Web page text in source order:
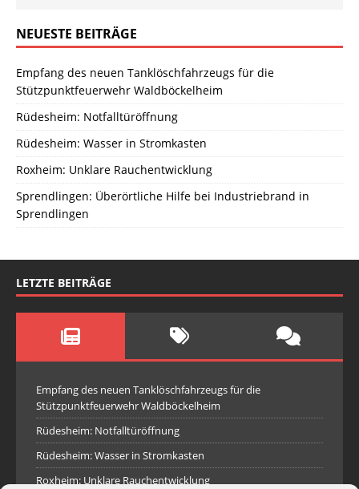
NEUESTE BEITRÄGE
Empfang des neuen Tanklöschfahrzeugs für die
Stützpunktfeuerwehr Waldböckelheim
Rüdesheim: Notfalltüröffnung
Rüdesheim: Wasser in Stromkasten
Roxheim: Unklare Rauchentwicklung
Sprendlingen: Überörtliche Hilfe bei Industriebrand in
Sprendlingen
LETZTE BEITRÄGE
Empfang des neuen Tanklöschfahrzeugs für die
Stützpunktfeuerwehr Waldböckelheim
Rüdesheim: Notfalltüröffnung
Rüdesheim: Wasser in Stromkasten
Roxheim: Unklare Rauchentwicklung